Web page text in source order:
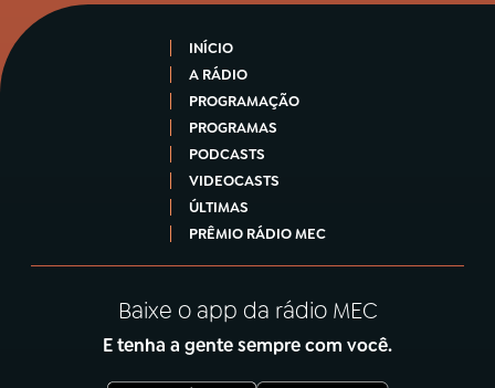
INÍCIO
A RÁDIO
PROGRAMAÇÃO
PROGRAMAS
PODCASTS
VIDEOCASTS
ÚLTIMAS
PRÊMIO RÁDIO MEC
Baixe o app da rádio MEC
E tenha a gente sempre com você.